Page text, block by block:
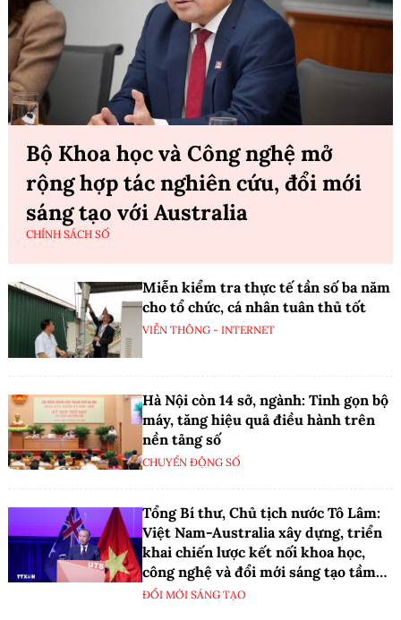
Bộ Khoa học và Công nghệ mở
rộng hợp tác nghiên cứu, đổi mới
sáng tạo với Australia
CHÍNH SÁCH SỐ
Miễn kiểm tra thực tế tần số ba năm
cho tổ chức, cá nhân tuân thủ tốt
VIỄN THÔNG - INTERNET
Hà Nội còn 14 sở, ngành: Tinh gọn bộ
máy, tăng hiệu quả điều hành trên
nền tảng số
CHUYỂN ĐỘNG SỐ
Tổng Bí thư, Chủ tịch nước Tô Lâm:
Việt Nam-Australia xây dựng, triển
khai chiến lược kết nối khoa học,
công nghệ và đổi mới sáng tạo tầm
nhìn dài hạn
ĐỔI MỚI SÁNG TẠO